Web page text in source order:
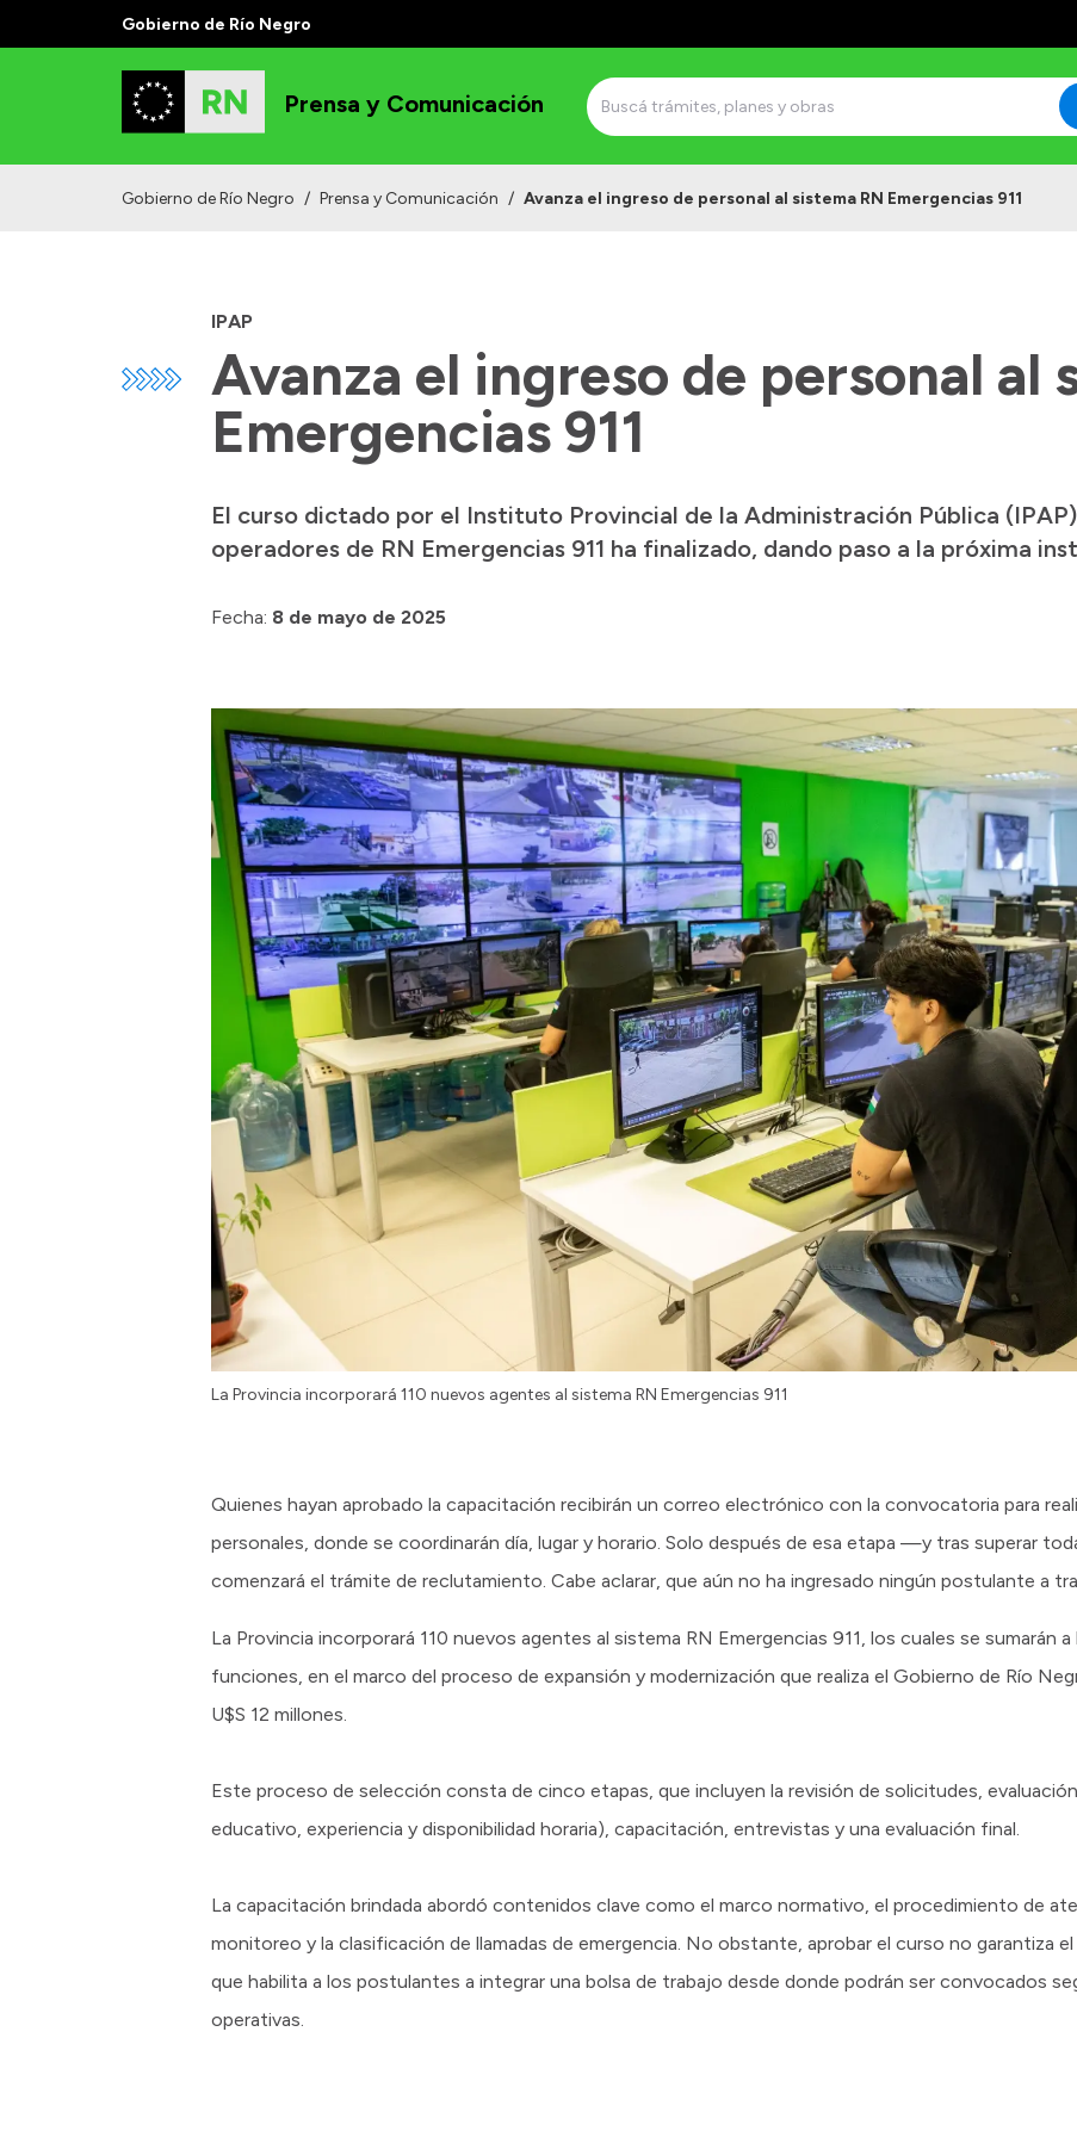
Gobierno de Río Negro
Prensa y Comunicación
Gobierno de Río Negro / Prensa y Comunicación / Avanza el ingreso de personal al sistema RN Emergencias 911
IPAP
Avanza el ingreso de personal al
Emergencias 911
El curso dictado por el Instituto Provincial de la Administración Pública
operadores de RN Emergencias 911 ha finalizado, dando paso a la próxima
Fecha: 8 de mayo de 2025
La Provincia incorporará 110 nuevos agentes al sistema RN Emergencias 911
Quienes hayan aprobado la capacitación recibirán un correo electrónico con la convocatoria para
personales, donde se coordinarán día, lugar y horario. Solo después de esa etapa —y tras superar
comenzará el trámite de reclutamiento. Cabe aclarar, que aún no ha ingresado ningún postulante a
La Provincia incorporará 110 nuevos agentes al sistema RN Emergencias 911, los cuales se sumarán
funciones, en el marco del proceso de expansión y modernización que realiza el Gobierno de Río
U$S 12 millones.
Este proceso de selección consta de cinco etapas, que incluyen la revisión de solicitudes,
educativo, experiencia y disponibilidad horaria), capacitación, entrevistas y una evaluación final.
La capacitación brindada abordó contenidos clave como el marco normativo, el procedimiento de
monitoreo y la clasificación de llamadas de emergencia. No obstante, aprobar el curso no garantiza
que habilita a los postulantes a integrar una bolsa de trabajo desde donde podrán ser convocados
operativas.